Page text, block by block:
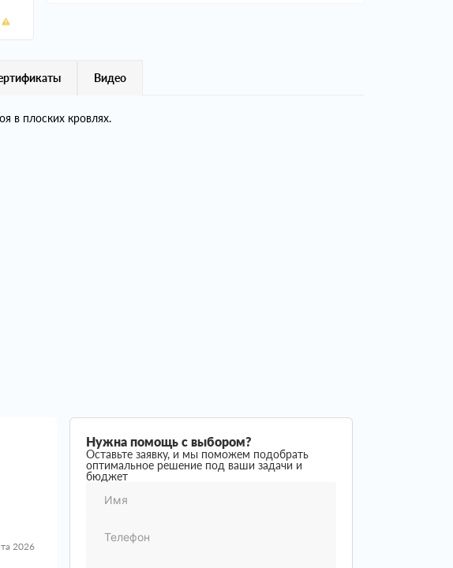
Видео
в плоских кровлях.
2026
Нужна помощь с выбором?
Оставьте заявку, и мы поможем подобрать
оптимальное решение под ваши задачи и
бюджет